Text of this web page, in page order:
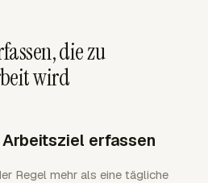
die zu
wird
erfassen
Regel mehr als eine tägliche